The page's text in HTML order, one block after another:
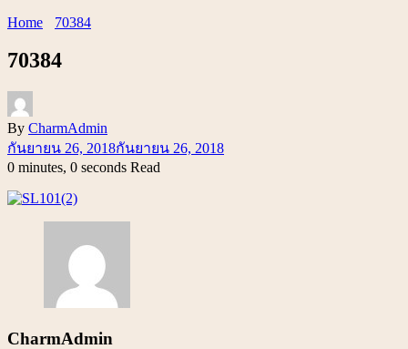
Home 70384
70384
By CharmAdmin
กันยายน 26, 2018กันยายน 26, 2018
0 minutes, 0 seconds Read
CharmAdmin